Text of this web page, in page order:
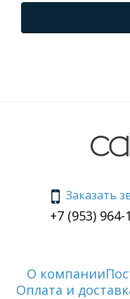
Заказать
+7 (953) 964-
О компании
Оплата и